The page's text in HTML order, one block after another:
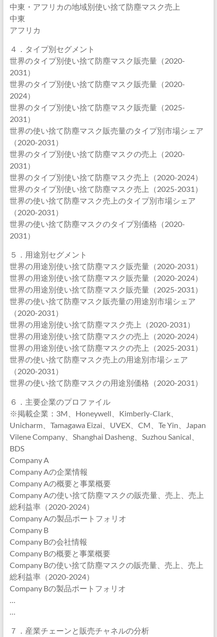
中東・アフリカの地域別使い捨て防塵マスク売上
中東
アフリカ
４．タイプ別セグメント
世界のタイプ別使い捨て防塵マスク販売量（2020-
2031）
世界のタイプ別使い捨て防塵マスク販売量（2020-
2024）
世界のタイプ別使い捨て防塵マスク販売量（2025-
2031）
世界の使い捨て防塵マスク販売量のタイプ別市場シェア
（2020-2031）
世界のタイプ別使い捨て防塵マスクの売上（2020-
2031）
世界のタイプ別使い捨て防塵マスク売上（2020-2024）
世界のタイプ別使い捨て防塵マスク売上（2025-2031）
世界の使い捨て防塵マスク売上のタイプ別市場シェア
（2020-2031）
世界の使い捨て防塵マスクのタイプ別価格（2020-
2031）
５．用途別セグメント
世界の用途別使い捨て防塵マスク販売量（2020-2031）
世界の用途別使い捨て防塵マスク販売量（2020-2024）
世界の用途別使い捨て防塵マスク販売量（2025-2031）
世界の使い捨て防塵マスク販売量の用途別市場シェア
（2020-2031）
世界の用途別使い捨て防塵マスク売上（2020-2031）
世界の用途別使い捨て防塵マスクの売上（2020-2024）
世界の用途別使い捨て防塵マスクの売上（2025-2031）
世界の使い捨て防塵マスク売上の用途別市場シェア
（2020-2031）
世界の使い捨て防塵マスクの用途別価格（2020-2031）
６．主要企業のプロファイル
※掲載企業：3M、Honeywell、Kimberly-Clark、
Unicharm、Tamagawa Eizai、UVEX、CM、Te Yin、Japan
Vilene Company、Shanghai Dasheng、Suzhou Sanical、
BDS
Company A
Company Aの企業情報
Company Aの概要と事業概要
Company Aの使い捨て防塵マスクの販売量、売上、売上
総利益率（2020-2024）
Company Aの製品ポートフォリオ
Company B
Company Bの会社情報
Company Bの概要と事業概要
Company Bの使い捨て防塵マスクの販売量、売上、売上
総利益率（2020-2024）
Company Bの製品ポートフォリオ
…
…
７．産業チェーンと販売チャネルの分析